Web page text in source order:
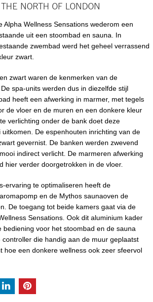
NORTH OF LONDON
Alpha Wellness Sensations wederom een
uit een stoombad en sauna. In
zwembad werd het geheel verrassend
zwart.
zwart waren de kenmerken van de
spa-units werden dus in diezelfde stijl
heeft een afwerking in marmer, met tegels
de vloer en de muren en een donkere kleur
verlichting onder de bank doet deze
uitkomen. De espenhouten inrichting van de
gevernist. De banken werden zwevend
indirect verlicht. De marmeren afwerking
hier verder doorgetrokken in de vloer.
ervaring te optimaliseren heeft de
en de Mythos saunaoven de
De toegang tot beide kamers gaat via de
Sensations. Ook dit aluminium kader
bediening voor het stoombad en de sauna
die handig aan de muur geplaatst
hoe een donkere wellness ook zeer sfeervol